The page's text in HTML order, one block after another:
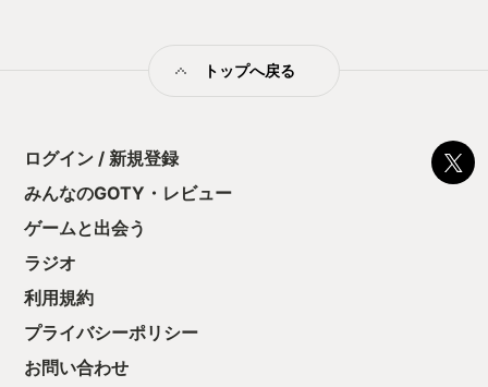
トップへ戻る
ログイン / 新規登録
みんなのGOTY・レビュー
ゲームと出会う
ラジオ
利用規約
プライバシーポリシー
お問い合わせ